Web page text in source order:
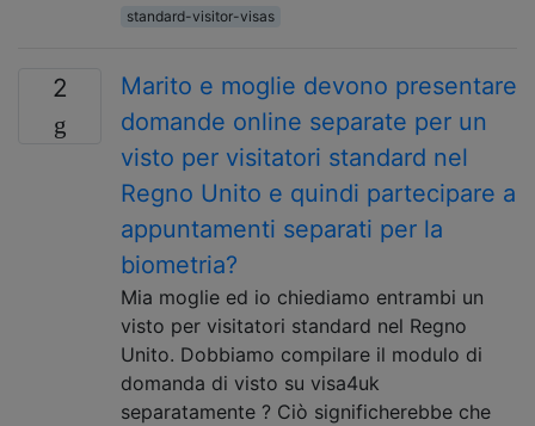
standard-visitor-visas
2
Marito e moglie devono presentare
domande online separate per un
visto per visitatori standard nel
Regno Unito e quindi partecipare a
appuntamenti separati per la
biometria?
Mia moglie ed io chiediamo entrambi un
visto per visitatori standard nel Regno
Unito. Dobbiamo compilare il modulo di
domanda di visto su visa4uk
separatamente ? Ciò significherebbe che